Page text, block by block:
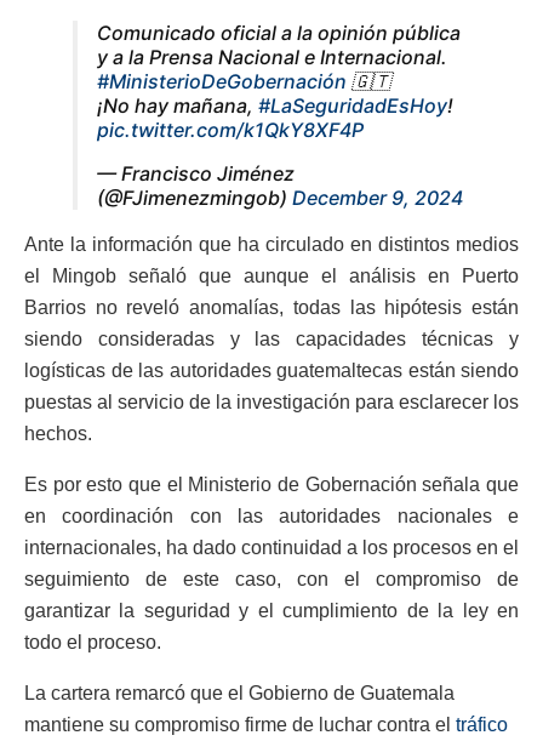
Comunicado oficial a la opinión pública
y a la Prensa Nacional e Internacional.
#MinisterioDeGobernación 🇬🇹
¡No hay mañana, #LaSeguridadEsHoy!
pic.twitter.com/k1QkY8XF4P
— Francisco Jiménez
(@FJimenezmingob) December 9, 2024
Ante la información que ha circulado en distintos medios
el Mingob señaló que aunque el análisis en Puerto
Barrios no reveló anomalías, todas las hipótesis están
siendo consideradas y las capacidades técnicas y
logísticas de las autoridades guatemaltecas están siendo
puestas al servicio de la investigación para esclarecer los
hechos.
Es por esto que el Ministerio de Gobernación señala que
en coordinación con las autoridades nacionales e
internacionales, ha dado continuidad a los procesos en el
seguimiento de este caso, con el compromiso de
garantizar la seguridad y el cumplimiento de la ley en
todo el proceso.
La cartera remarcó que el Gobierno de Guatemala
mantiene su compromiso firme de luchar contra el tráfico